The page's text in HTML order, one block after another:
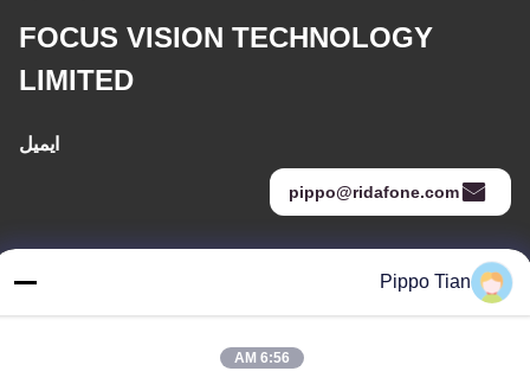
FOCUS VISION TECHNOLOGY
LIMITED
ایمیل
pippo@ridafone.com
آدرس ما
آدرس: بلوک 205، منطقه غربی فنگ هوانگ، شهر فویونگ، شهرشنشن،
Pippo Tian
6:56 AM